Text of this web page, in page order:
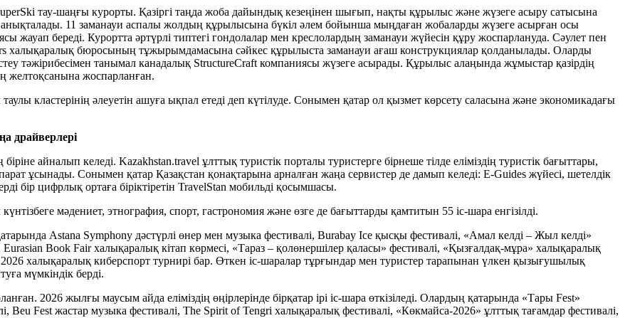
тау-шаңғы курорты. Қазіргі таңда жоба дайындық кезеңінен шығып, нақты құрылыс және жүзеге асыру сатысына
анықталады. 11 заманауи аспалы жолдың құрылысына бүкіл әлем бойынша мыңдаған жобаларды жүзеге асырған осы
жауап береді. Курортта әртүрлі типтегі гондолалар мен креслолардың заманауи жүйесін құру жоспарлануда. Сәулет пен
халықаралық бюросының тұжырымдамасына сәйкес құрылыста заманауи ағаш конструкциялар қолданылады. Оларды
тәжірибесімен танымал канадалық StructureCraft компаниясы жүзеге асырады. Құрылыс алаңында жұмыстар қазірдің
желтоқсанына жоспарланған.
кластерінің әлеуетін ашуға ықпал етеді деп күтілуде. Сонымен қатар ол қызмет көрсету саласына және экономикадағы
драйверлері
айналып келеді. Kazakhstan.travel ұлттық туристік порталы туристерге бірнеше тілде еліміздің туристік бағыттары,
ұсынады. Сонымен қатар Қазақстан қонақтарына арналған жаңа сервистер де дамып келеді: E-Guides жүйесі, шетелдік
бір цифрлық ортаға біріктіретін TravelStan мобильді қосымшасы.
мәдениет, этнография, спорт, гастрономия және өзге де бағыттарды қамтитын 55 іс-шара енгізілді.
Astana Symphony дәстүрлі өнер мен музыка фестивалі, Burabay Ice қысқы фестивалі, «Амал келді – Жыл келді»
Book Fair халықаралық кітап көрмесі, «Тараз – қолөнершілер қаласы» фестивалі, «Қызғалдақ-мұра» халықаралық
халықаралық киберспорт турнирі бар. Өткен іс-шаралар тұрғындар мен туристер тарапынан үлкен қызығушылық
мүмкіндік берді.
2026 жылғы маусым айда еліміздің өңірлерінде бірқатар ірі іс-шара өткізіледі. Олардың қатарында «Тары Fest»
Beu Fest жастар музыка фестивалі, The Spirit of Tengri халықаралық фестивалі, «Көкмайса-2026» ұлттық тағамдар фестивалі,